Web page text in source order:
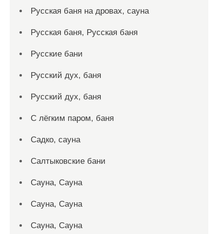
Русская баня на дровах, сауна
Русская баня, Русская баня
Русские бани
Русский дух, баня
Русский дух, баня
С лёгким паром, баня
Садко, сауна
Салтыковские бани
Сауна, Сауна
Сауна, Сауна
Сауна, Сауна